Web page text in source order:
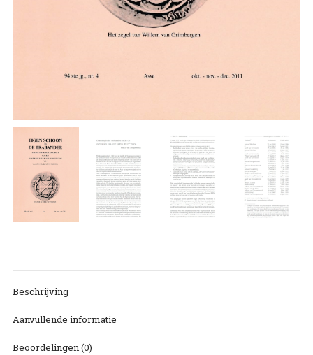
Beschrijving
Aanvullende informatie
Beoordelingen (0)